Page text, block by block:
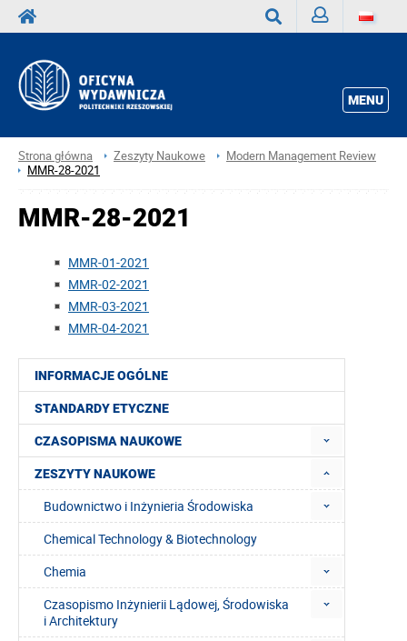
MENU
Strona główna Zeszyty Naukowe
Modern Management Review
MMR-28-2021
INFORMACJE OGÓLNE
STANDARDY ETYCZNE
CZASOPISMA NAUKOWE
ZESZYTY NAUKOWE
Budownictwo i Inżynieria Środowiska
Chemical Technology & Biotechnology
Chemia
Czasopismo Inżynierii Lądowej, Środowiska
i Architektury
MMR-28-2021
MMR-01-2021
MMR-02-2021
MMR-03-2021
MMR-04-2021